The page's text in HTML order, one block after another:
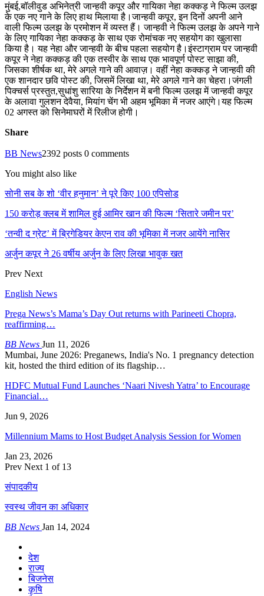
मुंबई,बॉलीवुड अभिनेत्री जान्हवी कपूर और गायिका नेहा कक्कड़ ने फिल्म उलझ
के एक नए गाने के लिए हाथ मिलाया है।जान्हवी कपूर, इन दिनों अपनी आने
वाली फिल्म उलझ के प्रमोशन में व्यस्त हैं। जान्हवी ने फिल्म उलझ के अपने गाने
के लिए गायिका नेहा कक्कड़ के साथ एक रोमांचक नए सहयोग का खुलासा
किया है। यह नेहा और जान्हवी के बीच पहला सहयोग है।इंस्टाग्राम पर जान्हवी
कपूर ने नेहा कक्कड़ की एक तस्वीर के साथ एक भावपूर्ण पोस्ट साझा की,
जिसका शीर्षक था, मेरे अगले गाने की आवाज़। वहीं नेहा कक्कड़ ने जान्हवी की
एक शानदार छवि पोस्ट की, जिसमें लिखा था, मेरे अगले गाने का चेहरा।जंगली
पिक्चर्स प्रस्तुत,सुधांशु सारिया के निर्देशन में बनी फिल्म उलझ में जान्हवी कपूर
के अलावा गुलशन देवैया, मियांग चेंग भी अहम भूमिका में नजर आएंगे।यह फिल्म
02 अगस्त को सिनेमाघरों में रिलीज होगी।
Share
BB News2392 posts 0 comments
You might also like
सोनी सब के शो ‘वीर हनुमान’ ने पूरे किए 100 एपिसोड
150 करोड़ क्लब में शामिल हुई आमिर खान की फिल्म ‘सितारे जमीन पर’
‘तन्वी द ग्रेट’ में ब्रिगेडियर केएन राव की भूमिका में नजर आयेंगे नासिर
अर्जुन कपूर ने 26 वर्षीय अर्जुन के लिए लिखा भावुक खत
Prev Next
English News
Prega News’s Mama’s Day Out returns with Parineeti Chopra,
reaffirming…
BB News Jun 11, 2026
Mumbai, June 2026: Preganews, India's No. 1 pregnancy detection
kit, hosted the third edition of its flagship…
HDFC Mutual Fund Launches ‘Naari Nivesh Yatra’ to Encourage
Financial…
Jun 9, 2026
Millennium Mams to Host Budget Analysis Session for Women
Jan 23, 2026
Prev Next 1 of 13
संपादकीय
स्वस्थ जीवन का अधिकार
BB News Jan 14, 2024
देश
राज्य
बिजनेस
कृषि